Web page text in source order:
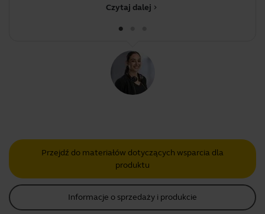
chevron_right
Czytaj dalej
Przejdź do materiałów dotyczących wsparcia dla
produktu
Informacje o sprzedaży i produkcie